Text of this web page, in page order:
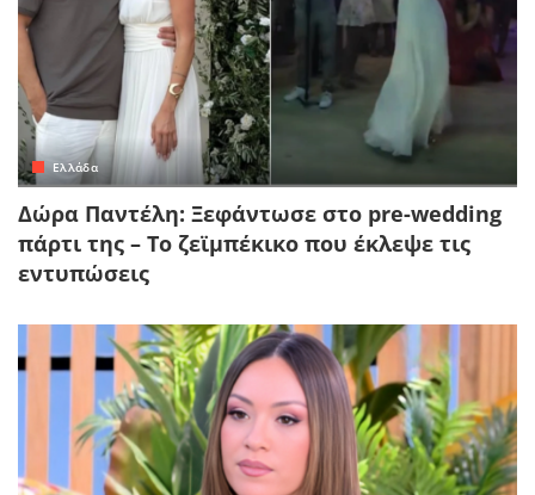
Ελλάδα
Δώρα Παντέλη: Ξεφάντωσε στο pre-wedding
πάρτι της – Το ζεϊμπέκικο που έκλεψε τις
εντυπώσεις